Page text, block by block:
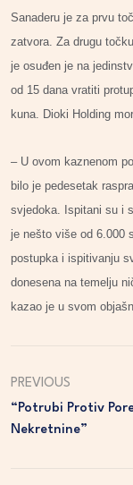
Sanaderu je za prvu
zatvora. Za drugu
je osuđen je na
od 15 dana vratiti
kuna. Dioki Holding
– U ovom kaznenom
bilo je pedesetak
svjedoka. Ispitani su i
je nešto više od 6.000
postupka i ispitivanju
donesena na temelju
kazao je u svom
PREVIOUS
“Potrubi Protiv
Nekretnine”